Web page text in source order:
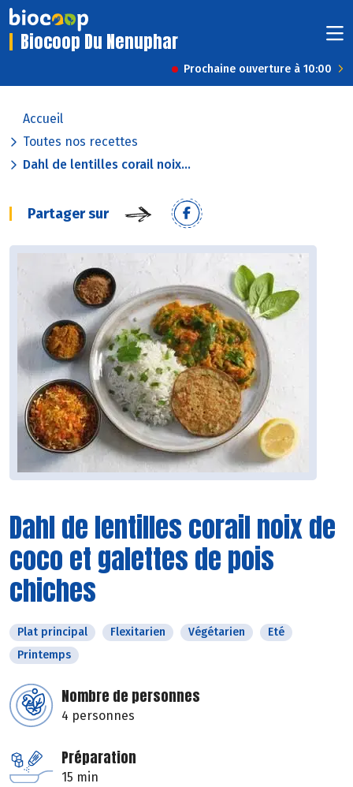
Biocoop Du Nenuphar
Prochaine ouverture à 10:00
Accueil
Toutes nos recettes
Dahl de lentilles corail noix...
Partager sur
Dahl de lentilles corail noix de
coco et galettes de pois
chiches
Plat principal Flexitarien Végétarien
Eté
Printemps
Nombre de personnes
4 personnes
Préparation
15 min